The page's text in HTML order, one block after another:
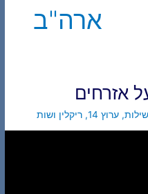
ארה"ב
אזרחים
, ערוץ 14 , ריקלין ושות